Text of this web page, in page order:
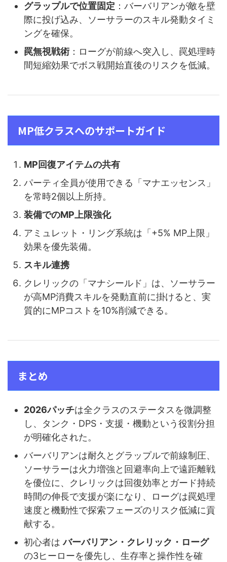
グラップルで位置固定 ：バーバリアンが敵を壁
際に投げ込み、ソーサラーのスキル発動タイミ
ングを確保。
罠無視戦術：ローグが前線へ突入し、罠処理時
間短縮効果でボス戦開始直後のリスクを低減。
MP低クラスへのサポートガイド
MP回復アイテムの共有
パーティ全員が使用できる「マナエッセンス」
を常時2個以上所持。
装備でのMP上限強化
アミュレット・リング系統は「+5% MP上限」
効果を優先装備。
スキル連携
クレリックの「マナシールド」は、ソーサラー
が高MP消費スキルを発動直前に掛けると、実
質的にMPコストを10%削減できる。
まとめ
2026パッチは全クラスのステータスを微調整
し、タンク・DPS・支援・機動という役割分担
が明確化された。
バーバリアンは耐久とグラップルで前線制圧、
ソーサラーは火力増強と回避率向上で遠距離戦
を優位に、クレリックは回復効率とガード持続
時間の伸長で支援が楽になり、ローグは罠処理
速度と機動性で探索フェーズのリスク低減に貢
献する。
初心者はバーバリアン・クレリック・ローグ
の3ヒーローを優先し、生存率と操作性を確